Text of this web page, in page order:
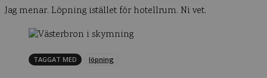
Jag menar. Löpning istället för hotellrum. Ni vet.
TAGGAT MED löpning